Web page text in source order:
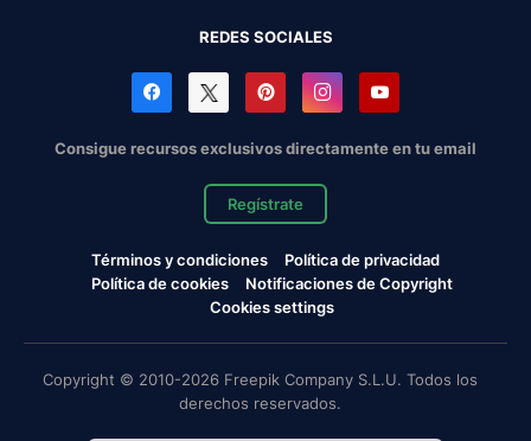
REDES SOCIALES
Consigue recursos exclusivos directamente en tu email
Regístrate
Términos y condiciones
Política de privacidad
Política de cookies
Notificaciones de Copyright
Cookies settings
Copyright © 2010-2026 Freepik Company S.L.U. Todos los
derechos reservados.